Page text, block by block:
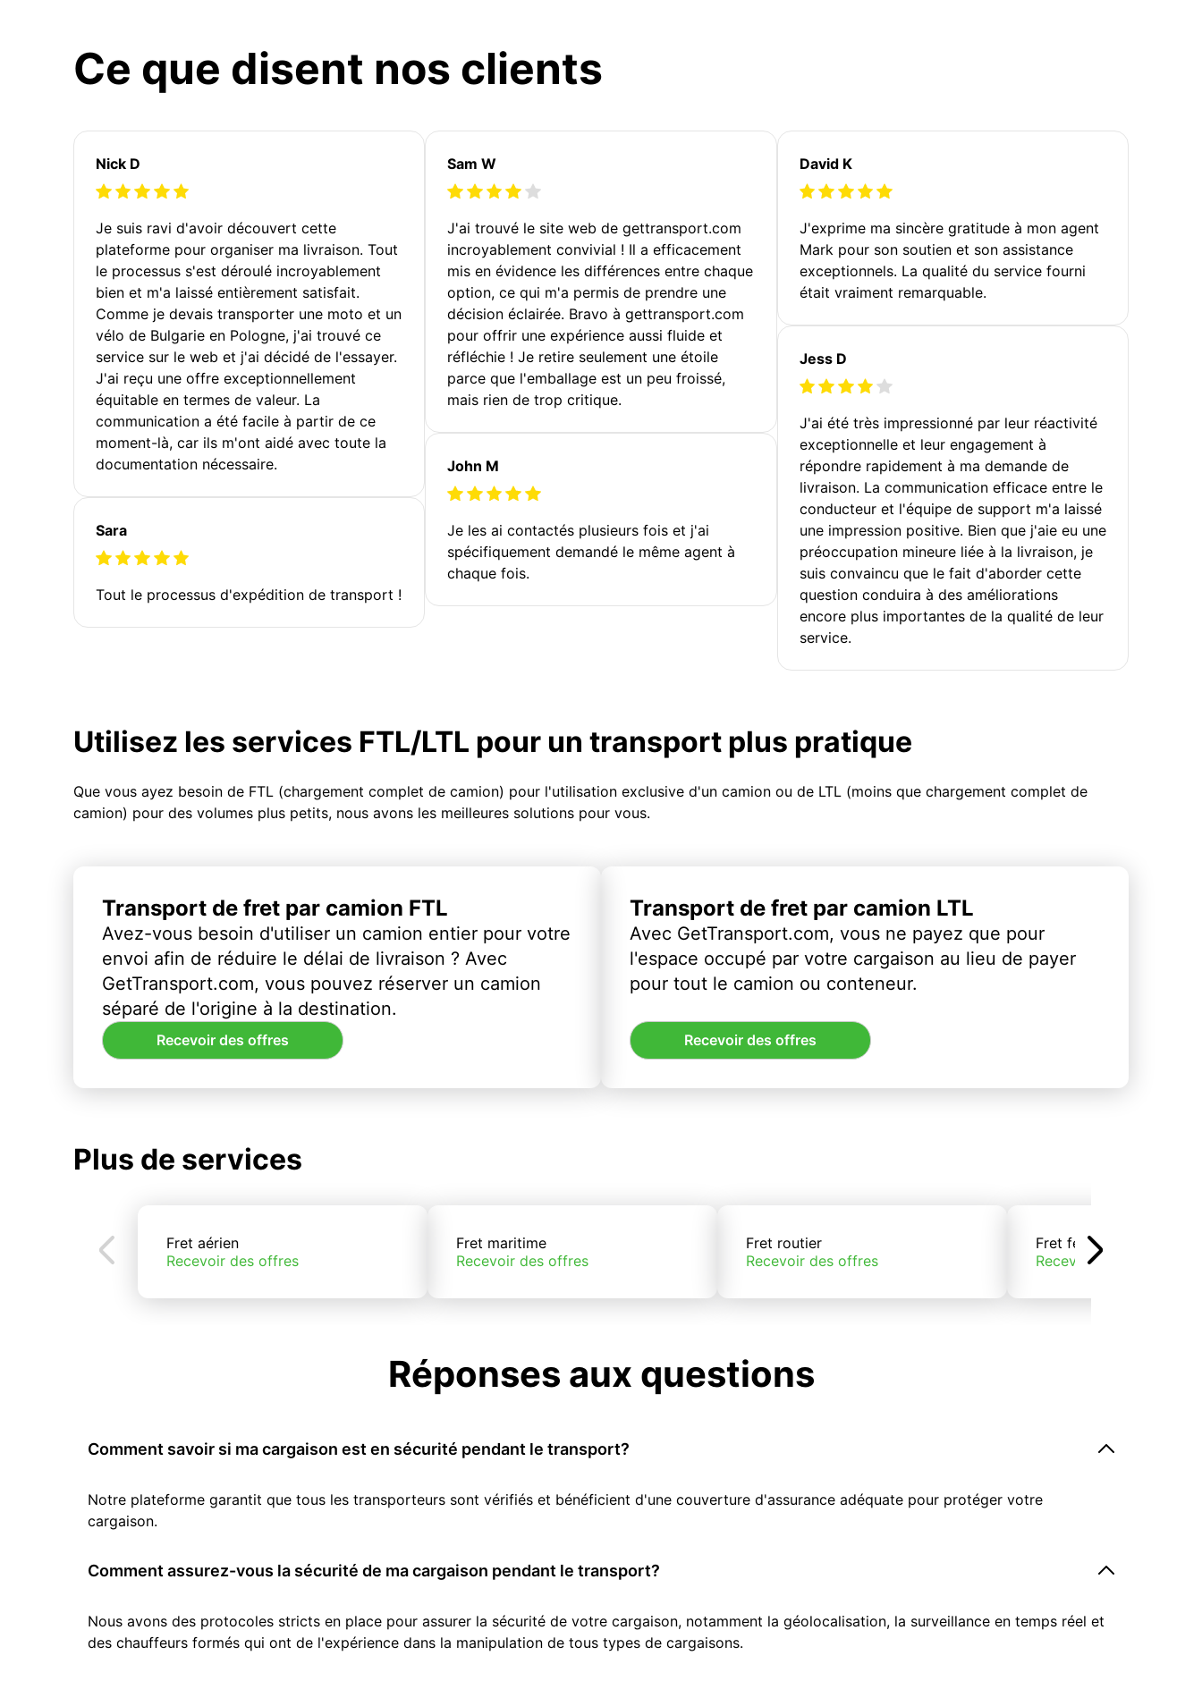
Ce que disent nos clients
Nick D
Je suis ravi d'avoir découvert cette
plateforme pour organiser ma livraison. Tout
le processus s'est déroulé incroyablement
bien et m'a laissé entièrement satisfait.
Comme je devais transporter une moto et un
vélo de Bulgarie en Pologne, j'ai trouvé ce
service sur le web et j'ai décidé de l'essayer.
J'ai reçu une offre exceptionnellement
équitable en termes de valeur. La
communication a été facile à partir de ce
moment-là, car ils m'ont aidé avec toute la
documentation nécessaire.
Sara
Tout le processus d'expédition de transport !
Sam W
J'ai trouvé le site web de gettransport.com
incroyablement convivial ! Il a efficacement
mis en évidence les différences entre chaque
option, ce qui m'a permis de prendre une
décision éclairée. Bravo à gettransport.com
pour offrir une expérience aussi fluide et
réfléchie ! Je retire seulement une étoile
parce que l'emballage est un peu froissé,
mais rien de trop critique.
John M
Je les ai contactés plusieurs fois et j'ai
spécifiquement demandé le même agent à
chaque fois.
David K
J'exprime ma sincère gratitude à mon agent
Mark pour son soutien et son assistance
exceptionnels. La qualité du service fourni
était vraiment remarquable.
Jess D
J'ai été très impressionné par leur réactivité
exceptionnelle et leur engagement à
répondre rapidement à ma demande de
livraison. La communication efficace entre le
conducteur et l'équipe de support m'a laissé
une impression positive. Bien que j'aie eu une
préoccupation mineure liée à la livraison, je
suis convaincu que le fait d'aborder cette
question conduira à des améliorations
encore plus importantes de la qualité de leur
service.
Utilisez les services FTL/LTL pour un transport plus pratique
Que vous ayez besoin de FTL (chargement complet de camion) pour l'utilisation exclusive d'un camion ou de LTL (moins que chargement complet de
camion) pour des volumes plus petits, nous avons les meilleures solutions pour vous.
Transport de fret par camion FTL
Avez-vous besoin d'utiliser un camion entier pour votre
envoi afin de réduire le délai de livraison ? Avec
GetTransport.com, vous pouvez réserver un camion
séparé de l'origine à la destination.
Recevoir des offres
Transport de fret par camion LTL
Avec GetTransport.com, vous ne payez que pour
l'espace occupé par votre cargaison au lieu de payer
pour tout le camion ou conteneur.
Recevoir des offres
Plus de services
Fret aérien
Recevoir des offres
Fret maritime
Recevoir des offres
Fret routier
Recevoir des offres
Fret ferroviaire
Recevoir des offres
Réponses aux questions
Comment savoir si ma cargaison est en sécurité pendant le transport?
Notre plateforme garantit que tous les transporteurs sont vérifiés et bénéficient d'une couverture d'assurance adéquate pour protéger votre
cargaison.
Comment assurez-vous la sécurité de ma cargaison pendant le transport?
Nous avons des protocoles stricts en place pour assurer la sécurité de votre cargaison, notamment la géolocalisation, la surveillance en temps réel et
des chauffeurs formés qui ont de l'expérience dans la manipulation de tous types de cargaisons.